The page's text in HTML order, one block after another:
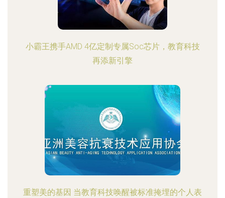
小霸王携手AMD 4亿定制专属Soc芯片，教育科技
再添新引擎
重塑美的基因 当教育科技唤醒被标准掩埋的个人表